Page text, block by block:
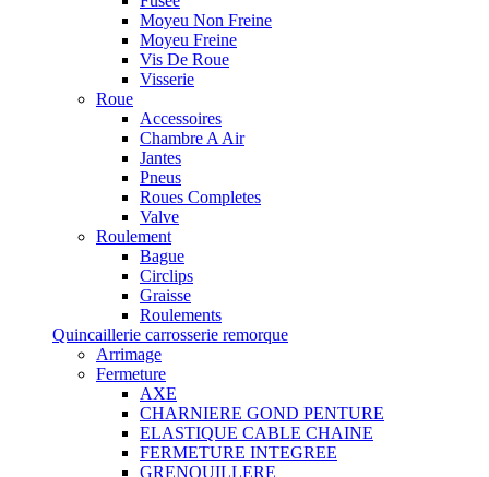
Moyeu Non Freine
Moyeu Freine
Vis De Roue
Visserie
Roue
Accessoires
Chambre A Air
Jantes
Pneus
Roues Completes
Valve
Roulement
Bague
Circlips
Graisse
Roulements
Quincaillerie carrosserie remorque
Arrimage
Fermeture
AXE
CHARNIERE GOND PENTURE
ELASTIQUE CABLE CHAINE
FERMETURE INTEGREE
GRENOUILLERE